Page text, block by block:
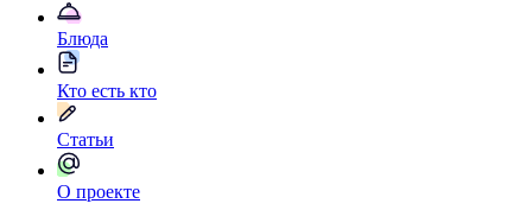
Блюда
Кто есть кто
Статьи
О проекте